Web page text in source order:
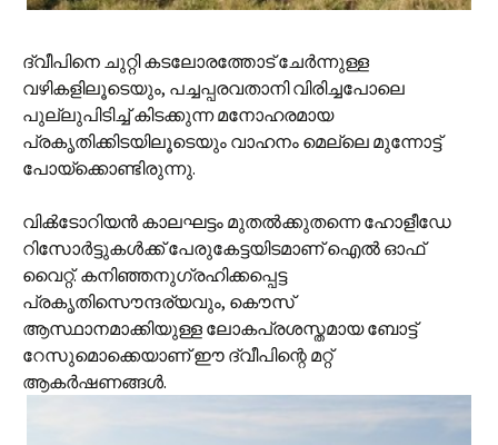
ദ്വീപിനെ ചുറ്റി കടലോരത്തോട് ചേര്‍ന്നുള്ള
വഴികളിലൂടെയും, പച്ചപ്പരവതാനി വിരിച്ചപോലെ
പുല്ലുപിടിച്ച് കിടക്കുന്ന മനോഹരമായ
പ്രകൃതിക്കിടയിലൂടെയും വാഹനം മെല്ലെ മുന്നോട്ട്
പോയ്‌ക്കൊണ്ടിരുന്നു.
വിക്‍ടോറിയന്‍ കാലഘട്ടം മുതല്‍ക്കുതന്നെ ഹോളീഡേ
റിസോര്‍ട്ടുകള്‍ക്ക് പേരുകേട്ടയിടമാണ് ഐല്‍ ഓഫ്
വൈറ്റ്. കനിഞ്ഞനുഗ്രഹിക്കപ്പെട്ട
പ്രകൃതിസൌന്ദര്യവും, കൌസ്
ആസ്ഥാനമാക്കിയുള്ള ലോകപ്രശസ്തമായ ബോട്ട്
റേസുമൊക്കെയാണ് ഈ ദ്വീപിന്റെ മറ്റ്
ആകര്‍ഷണങ്ങള്‍.